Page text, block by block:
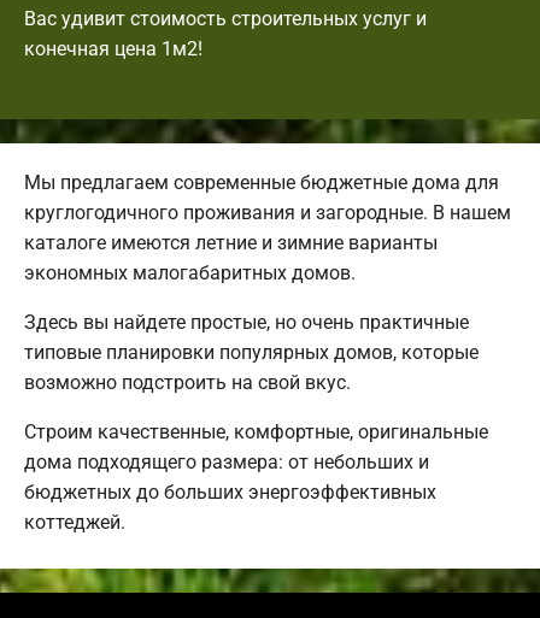
Вас удивит стоимость строительных услуг и
конечная цена 1м2!
Мы предлагаем современные бюджетные дома для
круглогодичного проживания и загородные. В нашем
каталоге имеются летние и зимние варианты
экономных малогабаритных домов.
Здесь вы найдете простые, но очень практичные
типовые планировки популярных домов, которые
возможно подстроить на свой вкус.
Строим качественные, комфортные, оригинальные
дома подходящего размера: от небольших и
бюджетных до больших энергоэффективных
коттеджей.